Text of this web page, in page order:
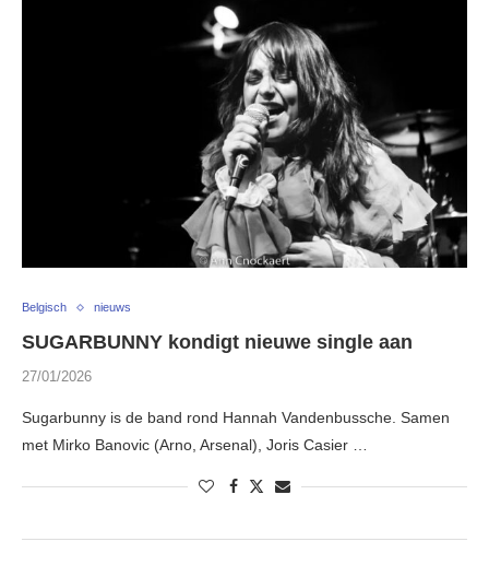
Belgisch nieuws
SUGARBUNNY kondigt nieuwe single aan
27/01/2026
Sugarbunny is de band rond Hannah Vandenbussche. Samen
met Mirko Banovic (Arno, Arsenal), Joris Casier …